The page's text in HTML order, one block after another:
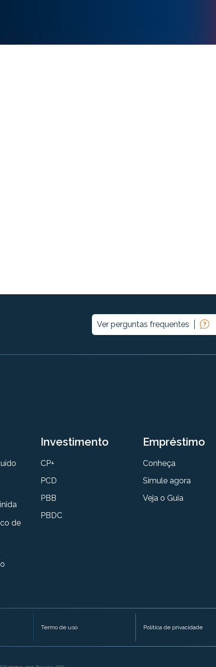
Ver perguntas frequentes
de
Investimento
CP+
PCD
PBB
PBDC
Empréstimo
Conheça
Simule agora
Veja o Guia
Termo de uso Política de privacidade